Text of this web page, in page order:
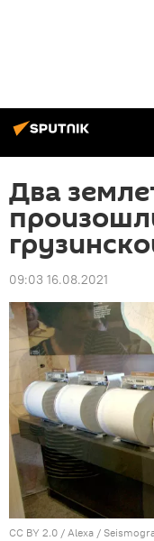
Два
09:03 16.08.2021
CC BY 2.0 / Alexa /